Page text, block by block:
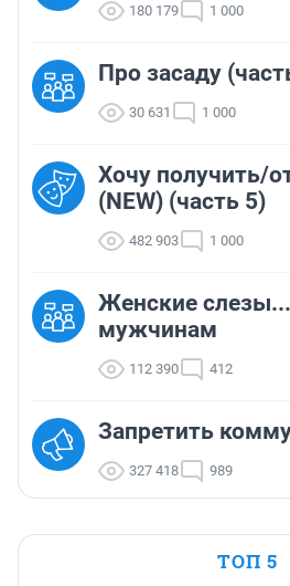
180 179 1 000
Про засаду
30 631 1 000
Хочу получить/
(NEW) (часть 5)
482 903 1 000
Женские
мужчинам
112 390 412
Запретить
327 418 989
ТОП 5